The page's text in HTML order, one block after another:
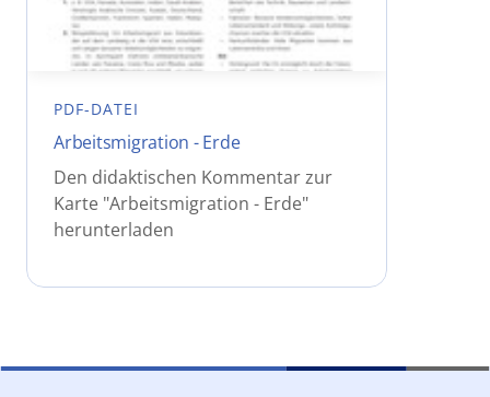
PDF-DATEI
Arbeitsmigration - Erde
Den didaktischen Kommentar zur
Karte "Arbeitsmigration - Erde"
herunterladen